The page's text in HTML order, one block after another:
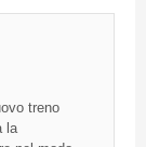
treno
la